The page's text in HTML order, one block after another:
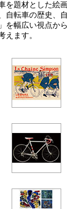
を題材とした絵
自転車の歴史、
を幅広い視点か
えます。